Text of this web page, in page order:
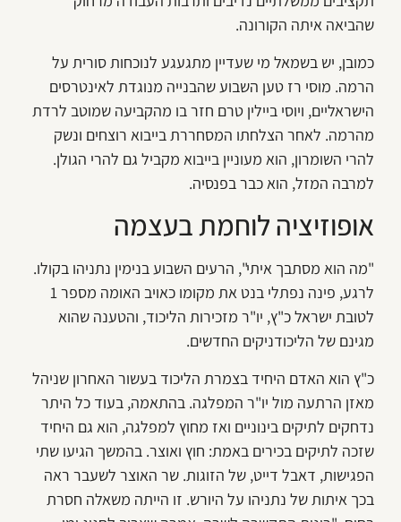
שהביאה איתה הקורונה.
כמובן, יש בשמאל מי שעדיין מתגעגע לנוכחות סורית על
הרמה. מוסי רז טען השבוע שהבנייה מנוגדת לאינטרסים
הישראליים, ויוסי ביילין טרם חזר בו מהקביעה שמוטב לרדת
מהרמה. לאחר הצלחתו המסחררת בייבוא רוצחים ונשק
להרי השומרון, הוא מעוניין בייבוא מקביל גם להרי הגולן.
למרבה המזל, הוא כבר בפנסיה.
אופוזיציה לוחמת בעצמה
"מה הוא מסתבך איתי", הרעים השבוע בנימין נתניהו בקולו.
לרגע, פינה נפתלי בנט את מקומו כאויב האומה מספר 1
לטובת ישראל כ"ץ, יו"ר מזכירות הליכוד, והטענה שהוא
מגינם של הליכודניקים החדשים.
כ"ץ הוא האדם היחיד בצמרת הליכוד בעשור האחרון שניהל
מאזן הרתעה מול יו"ר המפלגה. בהתאמה, בעוד כל היתר
נדחקים לתיקים בינוניים ואז מחוץ למפלגה, הוא גם היחיד
שזכה לתיקים בכירים באמת: חוץ ואוצר. בהמשך הגיעו שתי
הפגישות, דאבל דייט, של הזוגות. שר האוצר לשעבר ראה
בכך איתות של נתניהו על היורש. זו הייתה משאלה חסרת